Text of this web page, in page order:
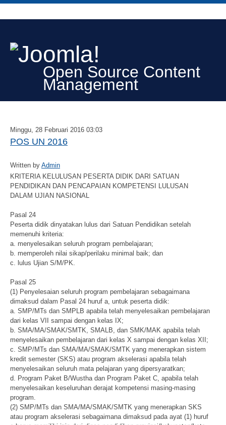
Open Source Content
Management
Minggu, 28 Februari 2016 03:03
POS UN 2016
Written by Admin
KRITERIA KELULUSAN PESERTA DIDIK DARI SATUAN
PENDIDIKAN DAN PENCAPAIAN KOMPETENSI LULUSAN
DALAM UJIAN NASIONAL
Pasal 24
Peserta didik dinyatakan lulus dari Satuan Pendidikan setelah
memenuhi kriteria:
a. menyelesaikan seluruh program pembelajaran;
b. memperoleh nilai sikap/perilaku minimal baik; dan
c. lulus Ujian S/M/PK.
Pasal 25
(1) Penyelesaian seluruh program pembelajaran sebagaimana
dimaksud dalam Pasal 24 huruf a, untuk peserta didik:
a. SMP/MTs dan SMPLB apabila telah menyelesaikan pembelajaran
dari kelas VII sampai dengan kelas IX;
b. SMA/MA/SMAK/SMTK, SMALB, dan SMK/MAK apabila telah
menyelesaikan pembelajaran dari kelas X sampai dengan kelas XII;
c. SMP/MTs dan SMA/MA/SMAK/SMTK yang menerapkan sistem
kredit semester (SKS) atau program akselerasi apabila telah
menyelesaikan seluruh mata pelajaran yang dipersyaratkan;
d. Program Paket B/Wustha dan Program Paket C, apabila telah
menyelesaikan keseluruhan derajat kompetensi masing-masing
program.
(2) SMP/MTs dan SMA/MA/SMAK/SMTK yang menerapkan SKS
atau program akselerasi sebagaimana dimaksud pada ayat (1) huruf